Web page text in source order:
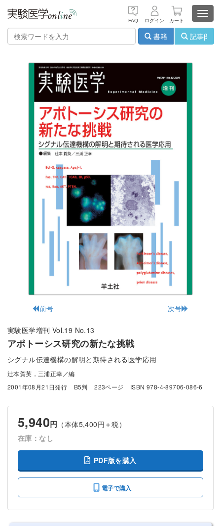
FAQ ログイン カート
書籍
記事β
前号 次号
実験医学増刊 Vol.19 No.13
アポトーシス研究の新たな挑戦
シグナル伝達機構の解明と期待される医学応用
辻本賀英，三浦正幸／編
2001年08月21日発行
B5判 223ページ ISBN 978-4-89706-086-6
5,940円 （本体5,400円＋税）
在庫：なし
PDF版を購入
電子で購入